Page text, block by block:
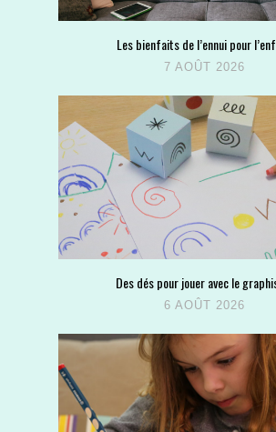
Les bienfaits de l’ennui pour
7 AOÛT 2026
Des dés pour jouer avec le
6 AOÛT 2026